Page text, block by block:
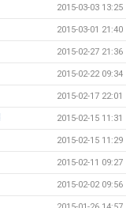
2015-03-03 13:25
2015-03-01 21:40
2015-02-27 21:36
2015-02-22 09:34
2015-02-17 22:01
2015-02-15 11:31
2015-02-15 11:29
2015-02-11 09:27
2015-02-02 09:56